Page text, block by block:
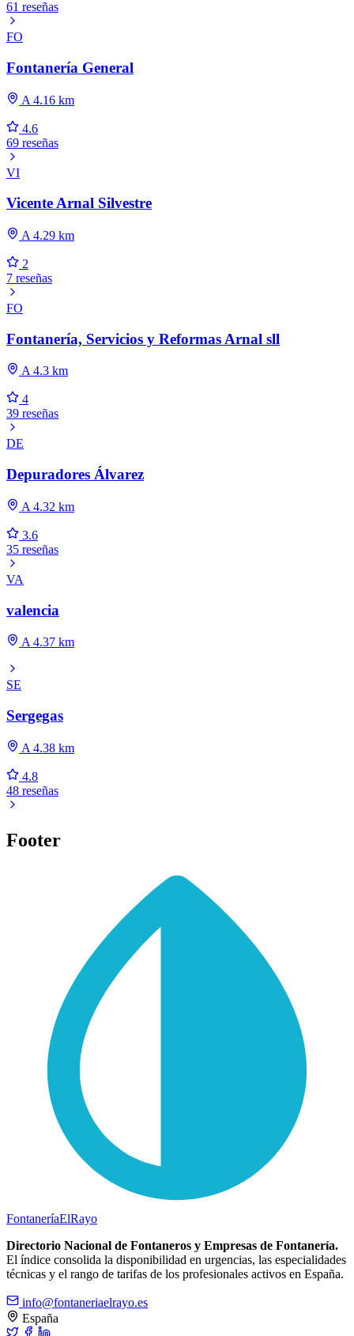
61 reseñas
FO
Fontanería General
A 4.16 km
4.6
69 reseñas
VI
Vicente Arnal Silvestre
A 4.29 km
2
7 reseñas
FO
Fontanería, Servicios y Reformas Arnal sll
A 4.3 km
4
39 reseñas
DE
Depuradores Álvarez
A 4.32 km
3.6
35 reseñas
VA
valencia
A 4.37 km
SE
Sergegas
A 4.38 km
4.8
48 reseñas
Footer
FontaneríaElRayo
Directorio Nacional de Fontaneros y Empresas de Fontanería.
El índice consolida la disponibilidad en urgencias, las especialidades
técnicas y el rango de tarifas de los profesionales activos en España.
info@fontaneriaelrayo.es
España